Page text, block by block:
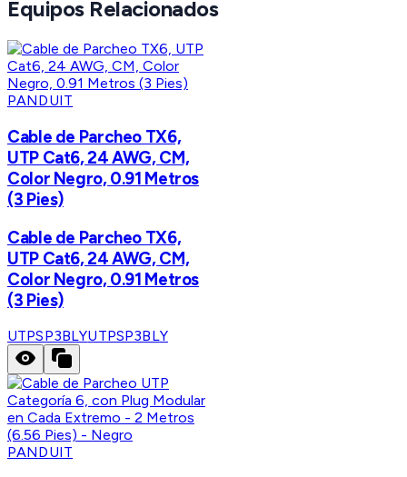
Equipos Relacionados
PANDUIT
Cable de Parcheo TX6,
UTP Cat6, 24 AWG, CM,
Color Negro, 0.91 Metros
(3 Pies)
Cable de Parcheo TX6,
UTP Cat6, 24 AWG, CM,
Color Negro, 0.91 Metros
(3 Pies)
UTPSP3BLYUTPSP3BLY
PANDUIT